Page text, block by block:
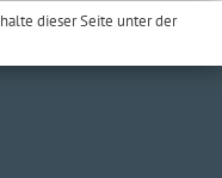
dieser Seite unter der